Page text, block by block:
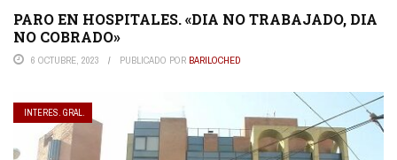
PARO EN HOSPITALES. «DIA NO TRABAJADO, DIA
NO COBRADO»
6 OCTUBRE, 2023 PUBLICADO POR BARILOCHED
INTERES. GRAL.